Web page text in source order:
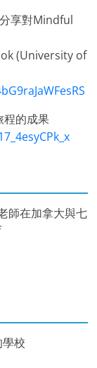
享對Mindful
(University of
程的成果
師在加拿大與七
校